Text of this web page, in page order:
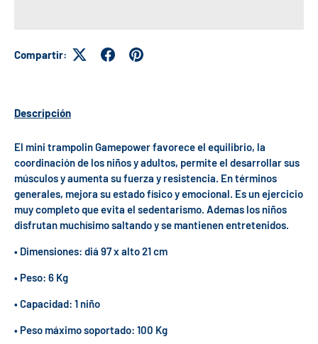
Compartir:
Descripción
El mini trampolin Gamepower favorece el equilibrio, la
coordinación de los niños y adultos, permite el desarrollar sus
músculos y aumenta su fuerza y resistencia. En términos
generales, mejora su estado físico y emocional. Es un ejercicio
muy completo que evita el sedentarismo. Ademas los niños
disfrutan muchísimo saltando y se mantienen entretenidos.
• Dimensiones: diá 97 x alto 21 cm
• Peso: 6 Kg
• Capacidad: 1 niño
• Peso máximo soportado: 100 Kg